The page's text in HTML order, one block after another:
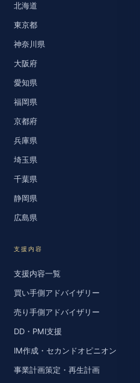
北海道
東京都
神奈川県
大阪府
愛知県
福岡県
京都府
兵庫県
埼玉県
千葉県
静岡県
広島県
支援内容
支援内容一覧
買い手側アドバイザリー
売り手側アドバイザリー
DD・PMI支援
IM作成・セカンドオピニオン
事業計画策定・再生計画